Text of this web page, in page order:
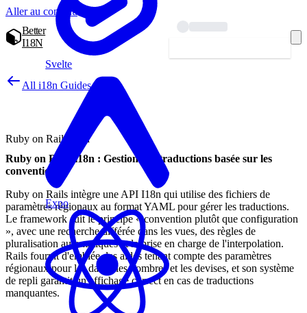
Aller au contenu
Better
I18N
Svelte
Expo
All i18n Guides
Ruby on Rails i18n
Ruby on Rails i18n : Gestion des traductions basée sur les
conventions
Ruby on Rails intègre une API I18n qui utilise des fichiers de
paramètres régionaux au format YAML pour gérer les traductions.
Le framework suit le principe « convention plutôt que configuration
», avec une recherche différée dans les vues, des règles de
pluralisation automatiques et la prise en charge de l'interpolation.
Rails fournit d'emblée des aides tenant compte des paramètres
régionaux pour les dates, les nombres et les devises, et son système
de repli garantit un affichage correct en cas de traductions
manquantes.